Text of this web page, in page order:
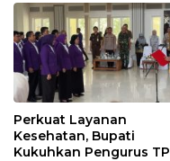
Perkuat Layanan
Kesehatan, Bupati
Kukuhkan Pengurus TP